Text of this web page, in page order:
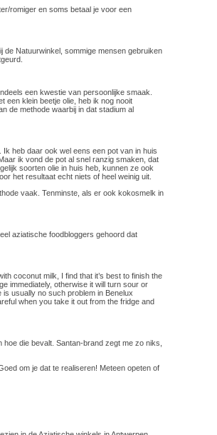
romiger en soms betaal je voor een
Natuurwinkel, sommige mensen gebruiken
een kwestie van persoonlijke smaak.
een klein beetje olie, heb ik nog nooit
de methode waarbij in dat stadium al
heb daar ook wel eens een pot van in huis
ik vond de pot al snel ranzig smaken, dat
soorten olie in huis heb, kunnen ze ook
het resultaat echt niets of heel weinig uit.
vaak. Tenminste, als er ook kokosmelk in
aziatische foodbloggers gehoord dat
coconut milk, I find that it’s best to finish the
immediately, otherwise it will turn sour or
usually no such problem in Benelux
when you take it out from the fridge and
die bevalt. Santan-brand zegt me zo niks,
om je dat te realiseren! Meteen opeten of